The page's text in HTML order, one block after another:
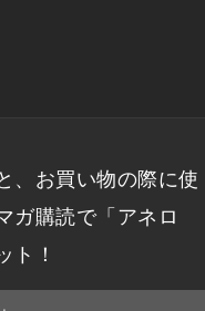
、お買い物の際に使
ガ購読で「アネロ
ト！